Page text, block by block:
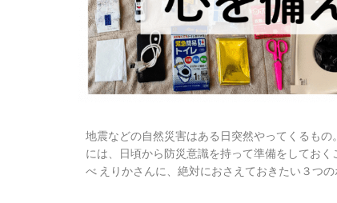
地震などの自然災害はある日突然やってくるも
には、日頃から防災意識を持って準備をしてお
べ えりかさんに、絶対におさえておきたい３つの